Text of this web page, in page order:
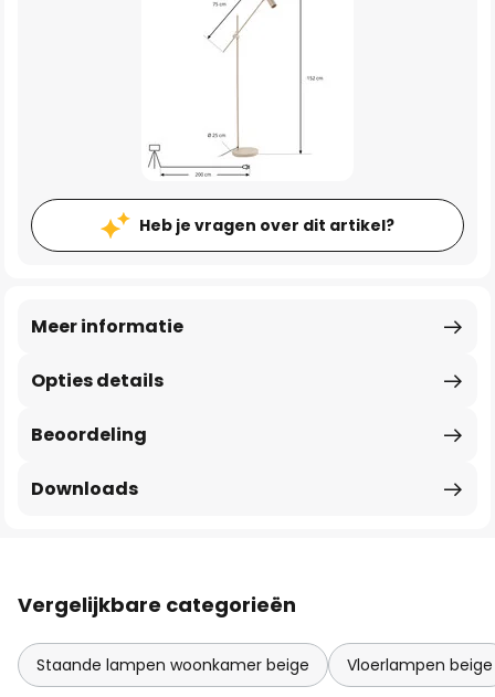
Heb je vragen over dit artikel?
Opties details
Meer informatie
Beoordeling
Downloads
Vergelijkbare categorieën
Staande lampen woonkamer beige Vloerlampen beige